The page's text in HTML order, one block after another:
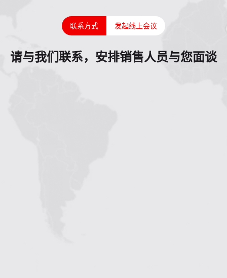
联系方式 发起线上会议
请与我们联系，安排销售人员与您面谈